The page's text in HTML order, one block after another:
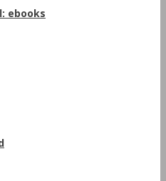
ebooks